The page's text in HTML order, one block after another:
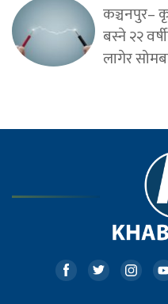
कञ्चनपुर–
बस्ने २२
लागेर